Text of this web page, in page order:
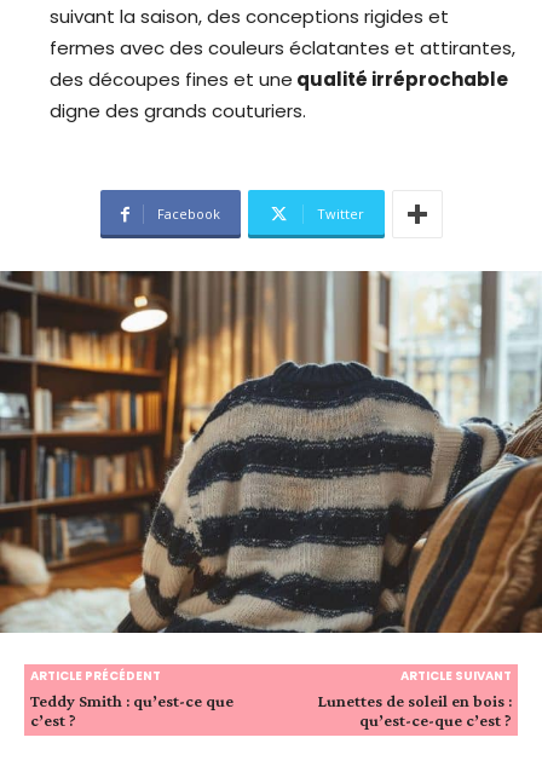
suivant la saison, des conceptions rigides et
fermes avec des couleurs éclatantes et attirantes,
des découpes fines et une qualité irréprochable
digne des grands couturiers.
Facebook Twitter
ARTICLE PRÉCÉDENT
Teddy Smith : qu’est-ce que
c’est ?
ARTICLE SUIVANT
Lunettes de soleil en bois :
qu’est-ce-que c’est ?